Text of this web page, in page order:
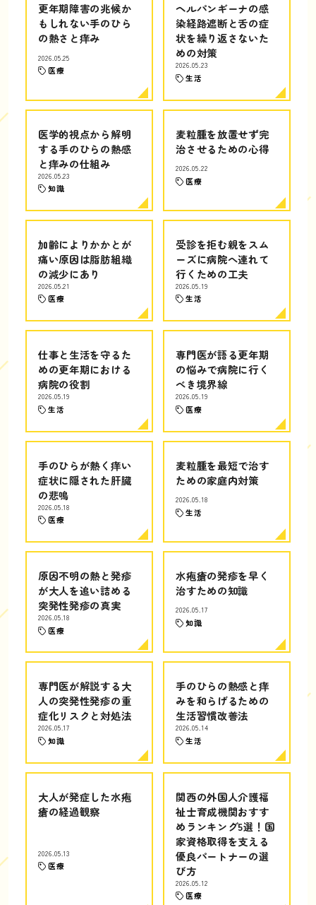
更年期障害の兆候か
もしれない手のひら
の熱さと痒み
2026.05.25
医療
ヘルパンギーナの感
染経路遮断と舌の症
状を繰り返さないた
めの対策
2026.05.23
生活
医学的視点から解明
する手のひらの熱感
と痒みの仕組み
2026.05.23
知識
麦粒腫を放置せず完
治させるための心得
2026.05.22
医療
加齢によりかかとが
痛い原因は脂肪組織
の減少にあり
2026.05.21
医療
受診を拒む親をスム
ーズに病院へ連れて
行くための工夫
2026.05.19
生活
仕事と生活を守るた
めの更年期における
病院の役割
2026.05.19
生活
専門医が語る更年期
の悩みで病院に行く
べき境界線
2026.05.19
医療
手のひらが熱く痒い
症状に隠された肝臓
の悲鳴
2026.05.18
医療
麦粒腫を最短で治す
ための家庭内対策
2026.05.18
生活
原因不明の熱と発疹
が大人を追い詰める
突発性発疹の真実
2026.05.18
医療
水疱瘡の発疹を早く
治すための知識
2026.05.17
知識
専門医が解説する大
人の突発性発疹の重
症化リスクと対処法
2026.05.17
知識
手のひらの熱感と痒
みを和らげるための
生活習慣改善法
2026.05.14
生活
大人が発症した水疱
瘡の経過観察
2026.05.13
医療
関西の外国人介護福
祉士育成機関おすす
めランキング5選！国
家資格取得を支える
優良パートナーの選
び方
2026.05.12
医療